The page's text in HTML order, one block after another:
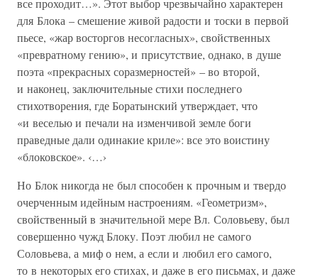
все проходит…». Этот выбор чрезвычайно характерен
для Блока – смешение живой радости и тоски в первой
пьесе, «жар восторгов несогласных», свойственных
«превратному гению», и присутствие, однако, в душе
поэта «прекрасных соразмерностей» – во второй,
и наконец, заключительные стихи последнего
стихотворения, где Боратынский утверждает, что
«и веселью и печали на изменчивой земле боги
праведные дали одинакие криле»: все это воистину
«блоковское». ‹…›
Но Блок никогда не был способен к прочным и твердо
очерченным идейным настроениям. «Геометризм»,
свойственный в значительной мере Вл. Соловьеву, был
совершенно чужд Блоку. Поэт любил не самого
Соловьева, а миф о нем, а если и любил его самого,
то в некоторых его стихах, и даже в его письмах, и даже